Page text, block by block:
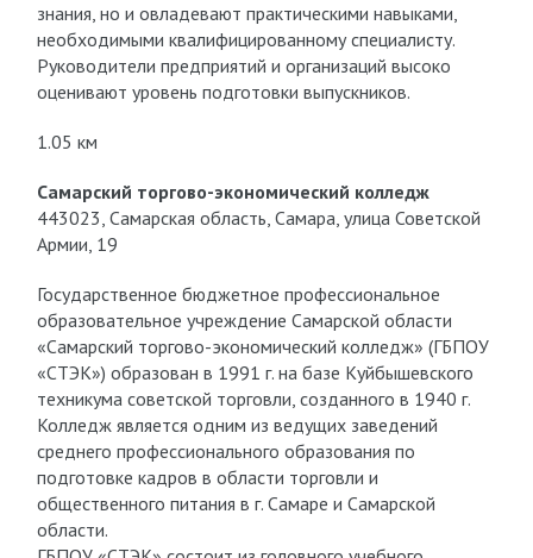
знания, но и овладевают практическими навыками,
необходимыми квалифицированному специалисту.
Руководители предприятий и организаций высоко
оценивают уровень подготовки выпускников.
1.05 км
Самарский торгово-экономический колледж
443023, Самарская область, Самара, улица Советской
Армии, 19
Государственное бюджетное профессиональное
образовательное учреждение Самарской области
«Самарский торгово-экономический колледж» (ГБПОУ
«СТЭК») образован в 1991 г. на базе Куйбышевского
техникума советской торговли, созданного в 1940 г.
Колледж является одним из ведущих заведений
среднего профессионального образования по
подготовке кадров в области торговли и
общественного питания в г. Самаре и Самарской
области.